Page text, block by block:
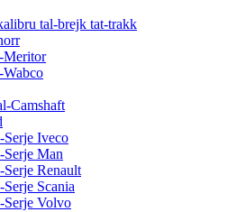
tal-brejk tat-trakk
Meritor
Camshaft
Serje Iveco
Serje Man
Serje Renault
Scania
Serje Volvo